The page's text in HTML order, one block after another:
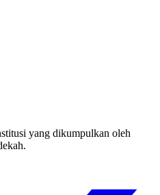
yang dikumpulkan oleh